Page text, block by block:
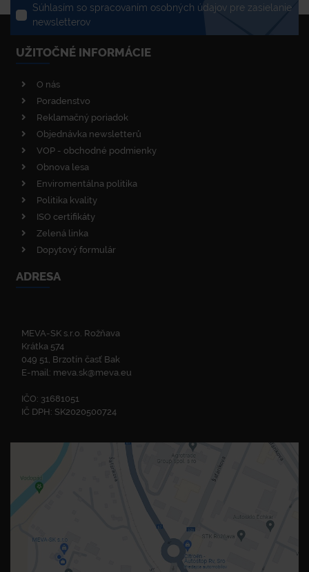
Súhlasím so spracovaním osobných údajov pre zasielanie
newsletterov
UŽITOČNÉ INFORMÁCIE
O nás
Poradenstvo
Reklamačný poriadok
Objednávka newsletterů
VOP - obchodné podmienky
Obnova lesa
Enviromentálna politika
Politika kvality
ISO certifikáty
Zelená linka
Dopytový formulár
ADRESA
MEVA-SK s.r.o. Rožňava
Krátka 574
049 51, Brzotín časť Bak
E-mail: meva.sk@meva.eu
IČO: 31681051
IČ DPH: SK2020500724